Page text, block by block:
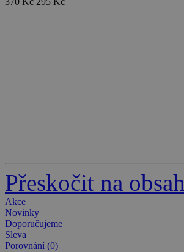
Přeskočit na obsah
Akce
Novinky
Doporučujeme
Sleva
Porovnání (0)